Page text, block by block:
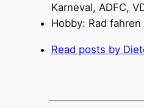
Karneval, ADFC,
Hobby: Rad fahren
Read posts by